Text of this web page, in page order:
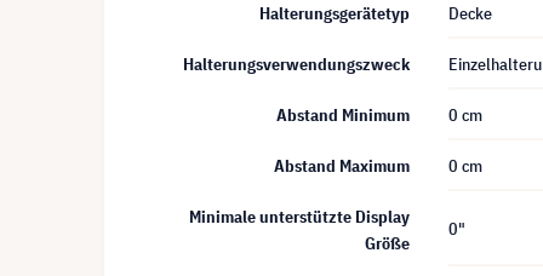
Halterungsgerätetyp Decke
Halterungsverwendungszweck
Abstand Minimum 0 cm
Abstand Maximum 0 cm
Minimale unterstützte Display
Größe
0"